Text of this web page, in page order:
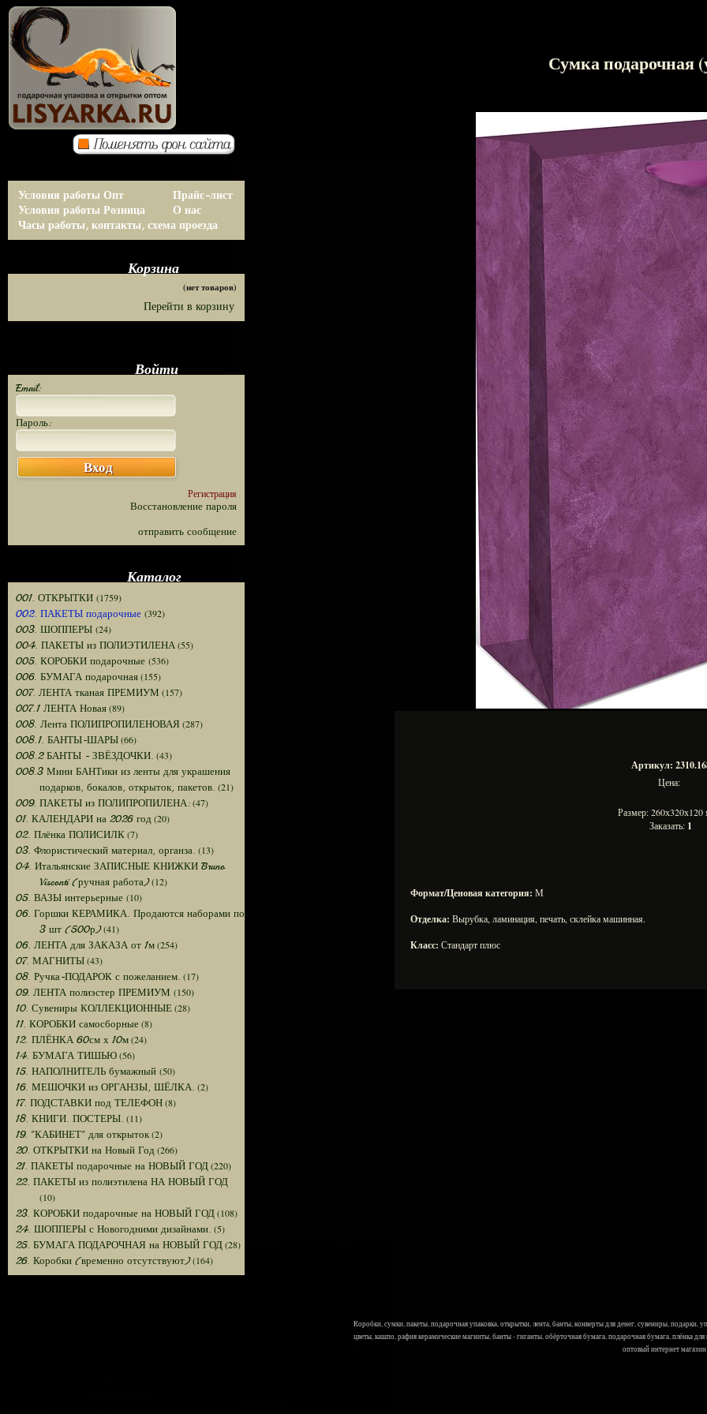
Условия работы Опт
Условия работы Розница
Прайс-лист
О нас
Часы работы, контакты, схема проезда
Корзина
(нет товаров)
Перейти в корзину
Войти
Email:
Пароль:
Вход
Регистрация
Восстановление пароля
отправить сообщение
Каталог
001. ОТКРЫТКИ (1759)
002. ПАКЕТЫ подарочные (392)
003. ШОППЕРЫ (24)
004. ПАКЕТЫ из ПОЛИЭТИЛЕНА(55)
005. КОРОБКИ подарочные (536)
006. БУМАГА подарочная(155)
007. ЛЕНТА тканая ПРЕМИУМ (157)
007.1 ЛЕНТА Новая(89)
008. Лента ПОЛИПРОПИЛЕНОВАЯ (287)
008.1. БАНТЫ-ШАРЫ(66)
008.2 БАНТЫ - ЗВЁЗДОЧКИ. (43)
008.3 Мини БАНТики из ленты для украшения
подарков, бокалов, открыток, пакетов. (21)
009. ПАКЕТЫ из ПОЛИПРОПИЛЕНА:(47)
01. КАЛЕНДАРИ на 2026 год (20)
02. Плёнка ПОЛИСИЛК(7)
03. Флористический материал, органза. (13)
04. Итальянские ЗАПИСНЫЕ КНИЖКИ Bruno
Visconti (ручная работа)(12)
05. ВАЗЫ интерьерные (10)
06. Горшки КЕРАМИКА. Продаются наборами по
3 шт (500р)(41)
06. ЛЕНТА для ЗАКАЗА от 1м(254)
07. МАГНИТЫ(43)
08. Ручка-ПОДАРОК с пожеланием. (17)
09. ЛЕНТА полиэстер ПРЕМИУМ (150)
10. Сувениры КОЛЛЕКЦИОННЫЕ(28)
11. КОРОБКИ самосборные(8)
12. ПЛЁНКА 60см х 10м(24)
14. БУМАГА ТИШЬЮ(56)
15. НАПОЛНИТЕЛЬ бумажный (50)
16. МЕШОЧКИ из ОРГАНЗЫ, ШЁЛКА. (2)
17. ПОДСТАВКИ под ТЕЛЕФОН(8)
18. КНИГИ. ПОСТЕРЫ. (11)
19. "КАБИНЕТ" для открыток(2)
20. ОТКРЫТКИ на Новый Год (266)
21. ПАКЕТЫ подарочные на НОВЫЙ ГОД(220)
22. ПАКЕТЫ из полиэтилена НА НОВЫЙ ГОД
(10)
23. КОРОБКИ подарочные на НОВЫЙ ГОД(108)
24. ШОППЕРЫ с Новогодними дизайнами. (5)
25. БУМАГА ПОДАРОЧНАЯ на НОВЫЙ ГОД(28)
26. Коробки (временно отсутствуют)(164)
Сумка подарочная
Артикул:
Цена:
Размер:
Заказать: 1
Формат/Ценовая категория: М
Отделка: Вырубка, ламинация, печать, склейка машинная.
Класс: Стандарт плюс
Коробки, сумки, пакеты, подарочная упаковка, открытки, лента, банты, конверты для денег, сувениры,
цветы, кашпо, рафия керамические магниты, банты - гиганты, обёрточная бумага, подарочная бумага, плёнка
оптовый интернет